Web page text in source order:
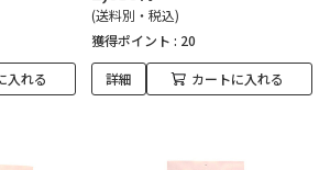
入れる
(送料別・税込)
獲得ポイント : 20
詳細 カートに入れる